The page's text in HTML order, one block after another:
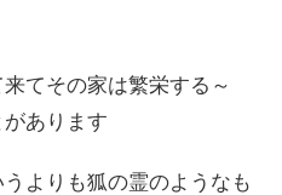
てその家は繁栄する～
あります
よりも狐の霊のようなも